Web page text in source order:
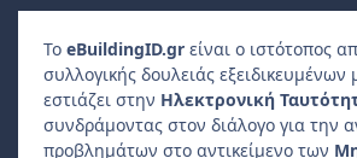
Το eBuildingID.gr είναι ο ιστότοπος
συλλογικής δουλειάς
εστιάζει στην Ηλεκτρονική
συνδράμοντας στον διάλογο για την
προβλημάτων στο αντικείμενο των